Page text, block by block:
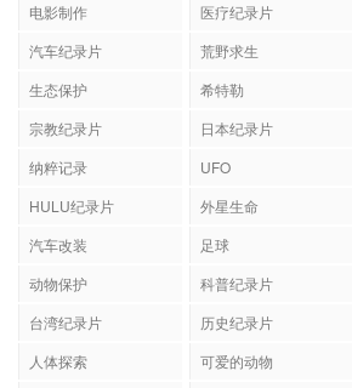
电影制作
医疗纪录片
汽车纪录片
荒野求生
生态保护
希特勒
宗教纪录片
日本纪录片
纳粹记录
UFO
HULU纪录片
外星生命
汽车改装
足球
动物保护
科普纪录片
台湾纪录片
历史纪录片
人体探索
可爱的动物